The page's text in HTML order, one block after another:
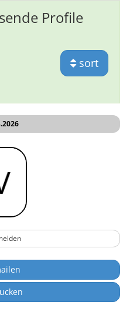
Profile
sort